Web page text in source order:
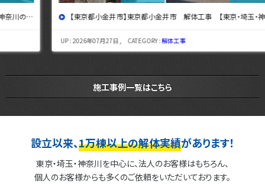
【東京都小金井市】東京都小金井市 解体工事 【東京・埼玉・神奈川の解体工事なら東央建設へ】
UP : 2026年07月27日 , CATEGORY :解体工事
施工事例一覧はこちら
設立以来、1万棟以上の解体実績があります！
東京・埼玉・神奈川を中心に、法人のお客様はもちろん、
個人のお客様からも多くのご依頼をいただいております。